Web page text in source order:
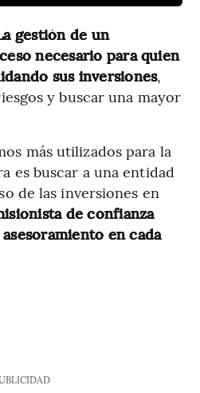
gestión de un
necesario para quien
sus inversiones,
y buscar una mayor
más utilizados para la
es buscar a una entidad
de las inversiones en
de confianza
en cada